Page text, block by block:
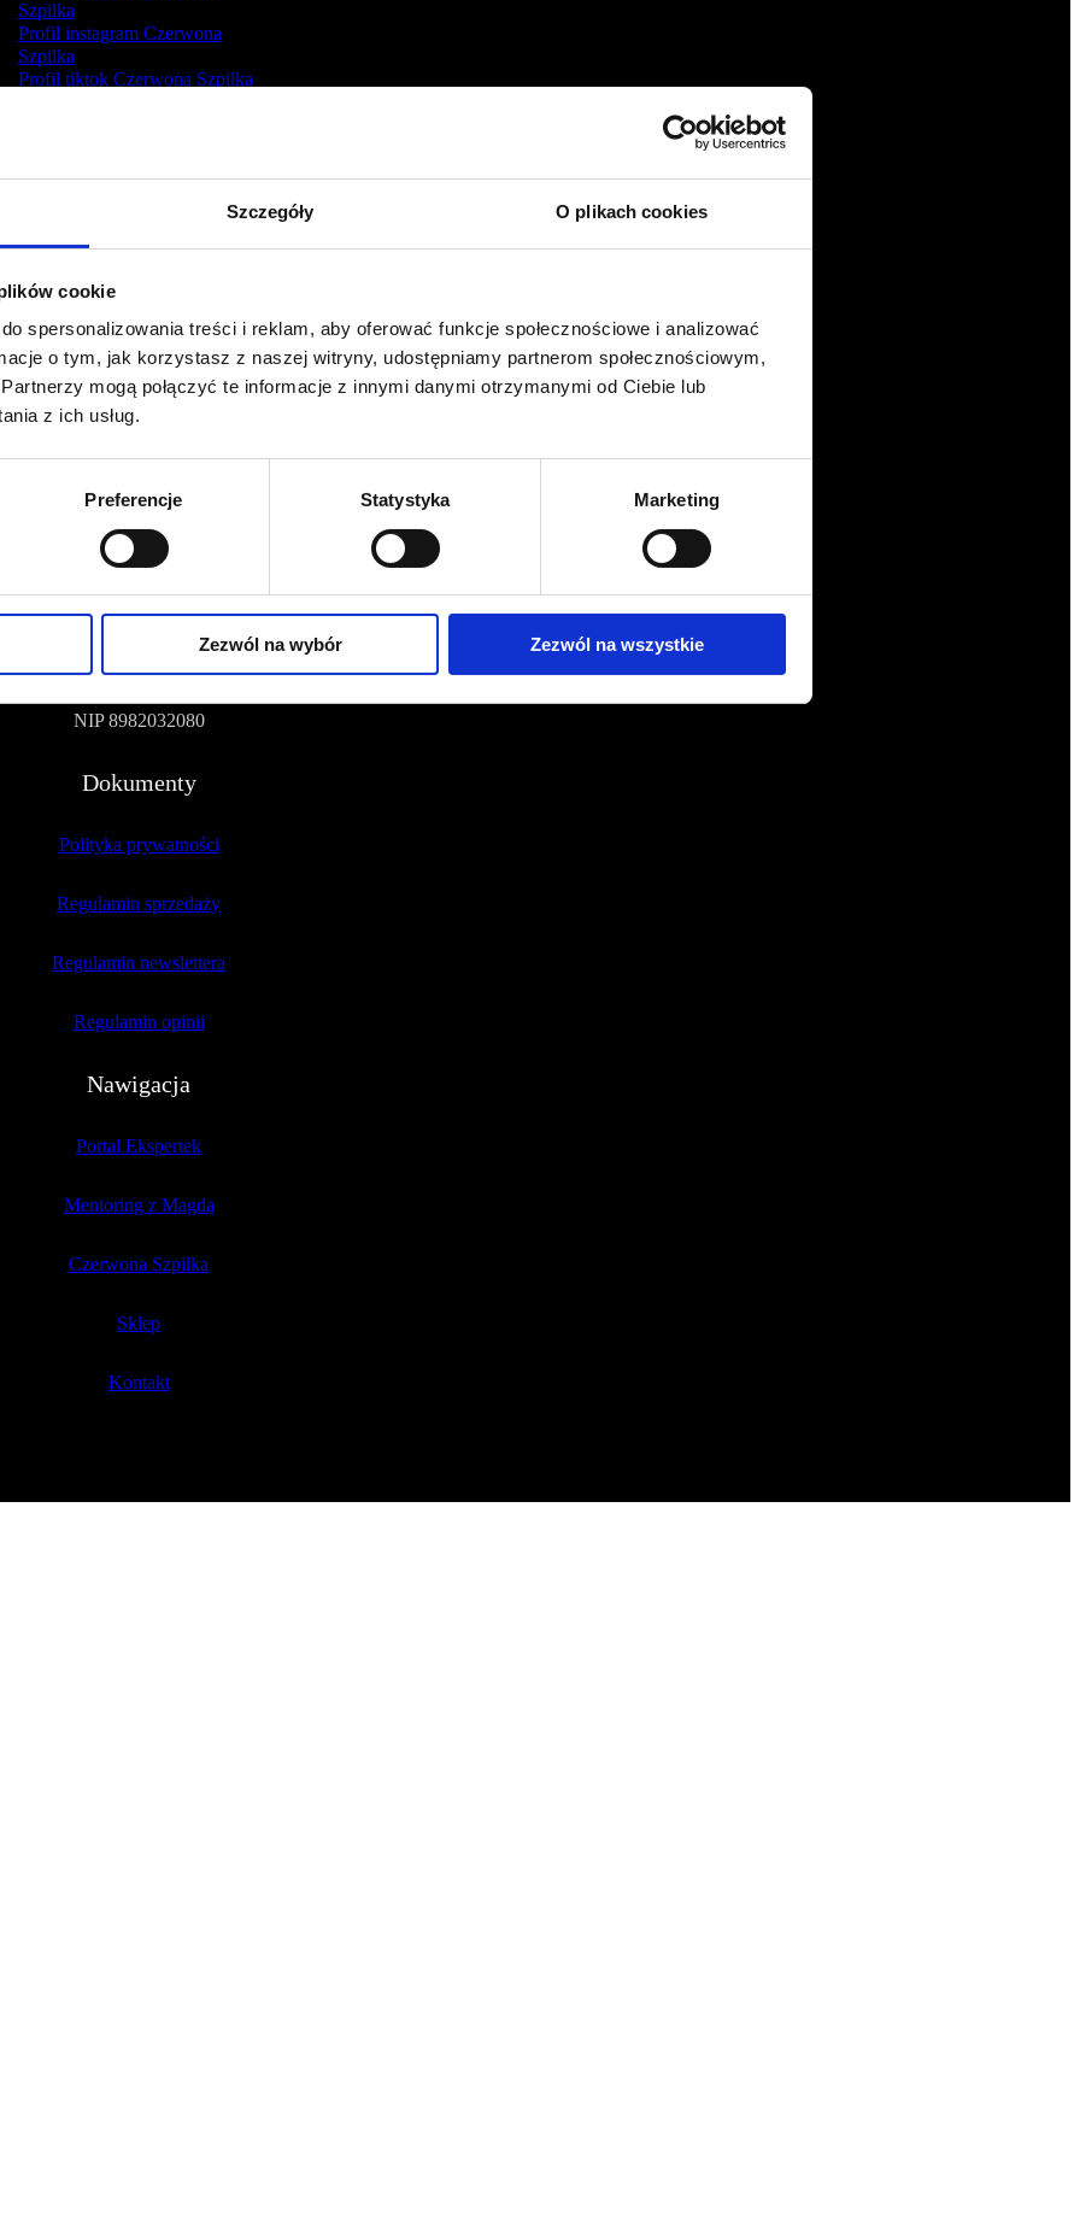
Szczegóły O plikach cookies
cookie
spersonalizowania treści i reklam, aby oferować funkcje społecznościowe i analizować
o tym, jak korzystasz z naszej witryny, udostępniamy partnerom społecznościowym,
mogą połączyć te informacje z innymi danymi otrzymanymi od Ciebie lub
z ich usług.
Preferencje Statystyka Marketing
Zezwól na wybór Zezwól na wszystkie
Szpilka
Profil instagram Czerwona
Szpilka
Profil tiktok Czerwona Szpilka
+48 577 333 077
NUMER KONTA DO WPŁAT:
81 1090 2398 0000 0001 0191 1368
CZERWONA SZPILKA
Na Polance 16A lok.9
NIP 8982032080
Dokumenty
Polityka prywatności
Regulamin sprzedaży
Regulamin newslettera
Regulamin opinii
Nawigacja
Portal Ekspertek
Mentoring z Magdą
Czerwona Szpilka
Sklep
Kontakt